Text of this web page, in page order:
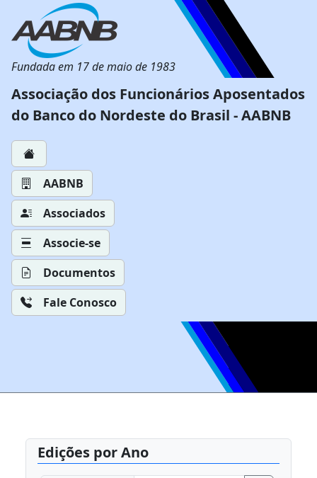
Fundada em 17 de maio de 1983
Associação dos Funcionários Aposentados
do Banco do Nordeste do Brasil - AABNB
AABNB
Associados
Associe-se
Documentos
Fale Conosco
Edições por Ano